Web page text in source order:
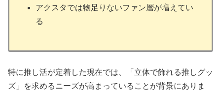
アクスタでは物足りないファン層が増えてい
る
特に推し活が定着した現在では、「立体で飾れる推しグッ
ズ」を求めるニーズが高まっていることが背景にありま